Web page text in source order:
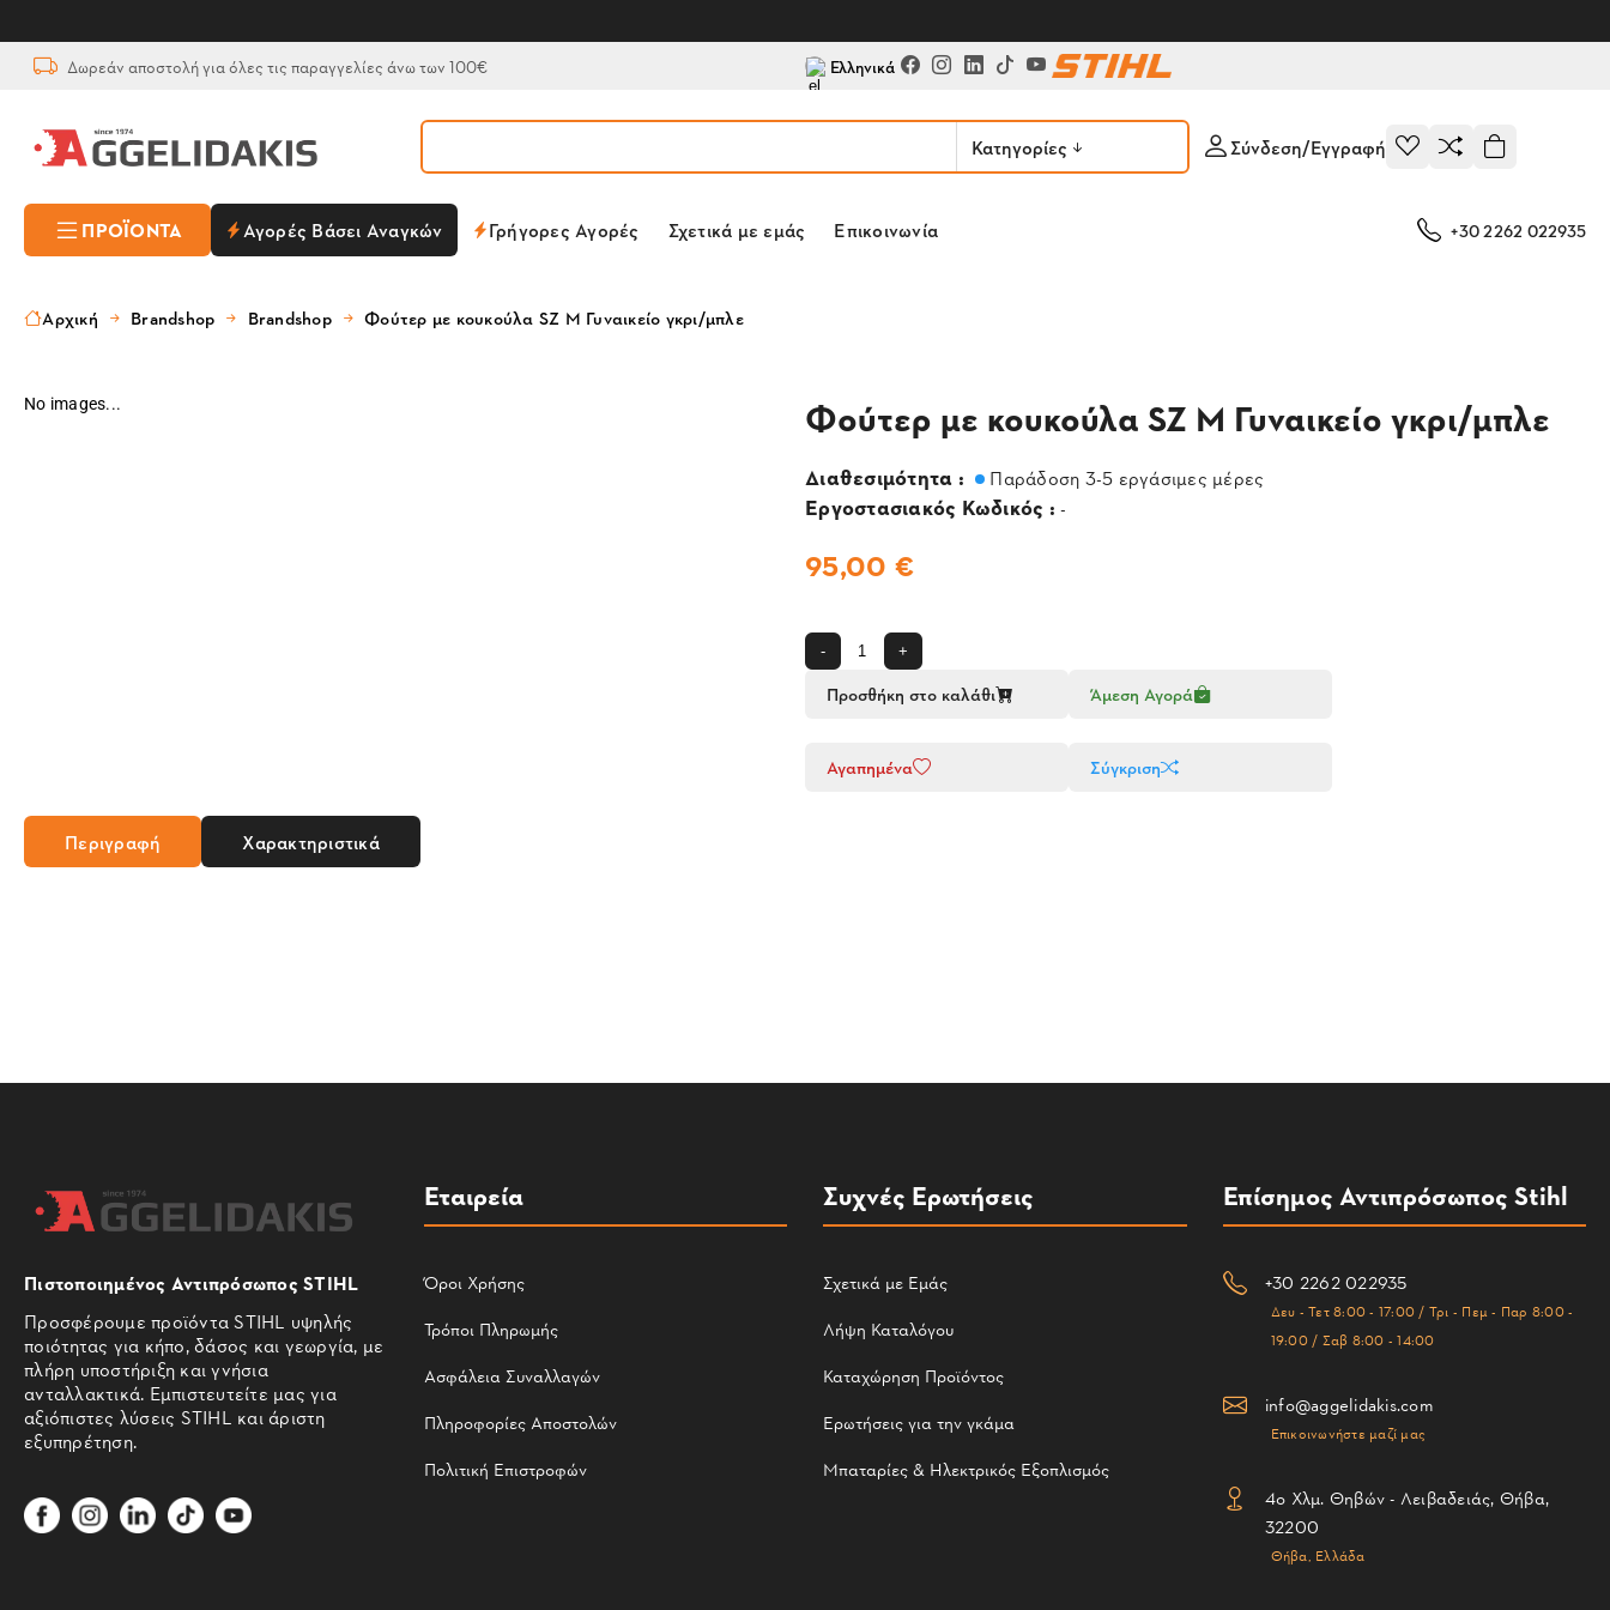
Δωρεάν αποστολή για όλες τις παραγγελίες άνω των 100€ Ελληνικά
Κατηγορίες Σύνδεση/Εγγραφή
ΠΡΟΪΌΝΤΑ Αγορές Βάσει Αναγκών Γρήγορες Αγορές Σχετικά με εμάς Επικοινωνία +30 2262 022935
Αρχική Brandshop Brandshop Φούτερ με κουκούλα SZ M Γυναικείο γκρι/μπλε
No images... Φούτερ με κουκούλα SZ M Γυναικείο γκρι/μπλε
Διαθεσιμότητα : Παράδοση 3-5 εργάσιμες μέρες
Εργοστασιακός Κωδικός : -
95,00 €
- +
Προσθήκη στο καλάθι Άμεση Αγορά
Αγαπημένα Σύγκριση
Περιγραφή Χαρακτηριστικά
Πιστοποιημένος Αντιπρόσωπος STIHL
Προσφέρουμε προϊόντα STIHL υψηλής
ποιότητας για κήπο, δάσος και γεωργία, με
πλήρη υποστήριξη και γνήσια
ανταλλακτικά. Εμπιστευτείτε μας για
αξιόπιστες λύσεις STIHL και άριστη
εξυπηρέτηση.
Εταιρεία
Όροι Χρήσης
Τρόποι Πληρωμής
Ασφάλεια Συναλλαγών
Πληροφορίες Αποστολών
Πολιτική Επιστροφών
Συχνές Ερωτήσεις
Σχετικά με Εμάς
Λήψη Καταλόγου
Καταχώρηση Προϊόντος
Ερωτήσεις για την γκάμα
Μπαταρίες & Ηλεκτρικός Εξοπλισμός
Επίσημος Αντιπρόσωπος Stihl
+30 2262 022935
Δευ - Τετ 8:00 - 17:00 / Τρι - Πεμ - Παρ 8:00 -
19:00 / Σαβ 8:00 - 14:00
info@aggelidakis.com
Επικοινωνήστε μαζί μας
4ο Χλμ. Θηβών - Λειβαδειάς, Θήβα,
32200
Θήβα, Ελλάδα